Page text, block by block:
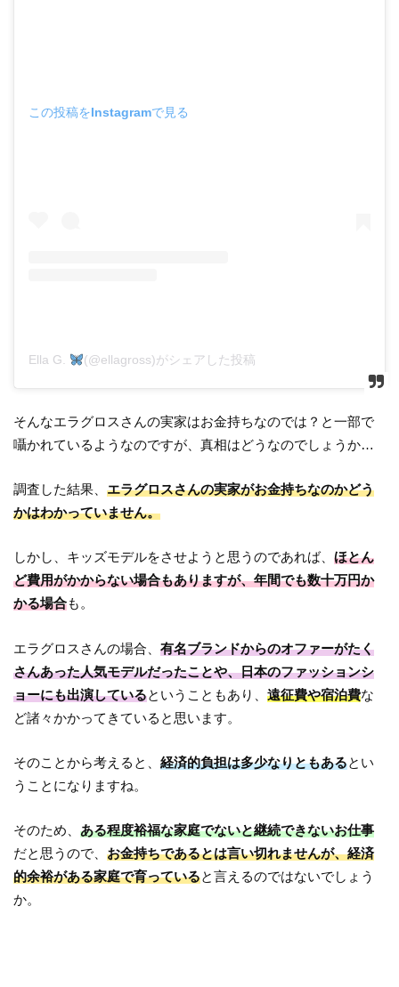
この投稿をInstagramで見る
Ella G. (@ellagross)がシェアした投稿
そんなエラグロスさんの実家はお金持ちなのでは？と一部で
囁かれているようなのですが、真相はどうなのでしょうか…
調査した結果、エラグロスさんの実家がお金持ちなのかどう
かはわかっていません。
しかし、キッズモデルをさせようと思うのであれば、ほとん
ど費用がかからない場合もありますが、年間でも数十万円か
かる場合も。
エラグロスさんの場合、有名ブランドからのオファーがたく
さんあった人気モデルだったことや、日本のファッションシ
ョーにも出演しているということもあり、遠征費や宿泊費な
ど諸々かかってきていると思います。
そのことから考えると、経済的負担は多少なりともあるとい
うことになりますね。
そのため、ある程度裕福な家庭でないと継続できないお仕事
だと思うので、お金持ちであるとは言い切れませんが、経済
的余裕がある家庭で育っていると言えるのではないでしょう
か。